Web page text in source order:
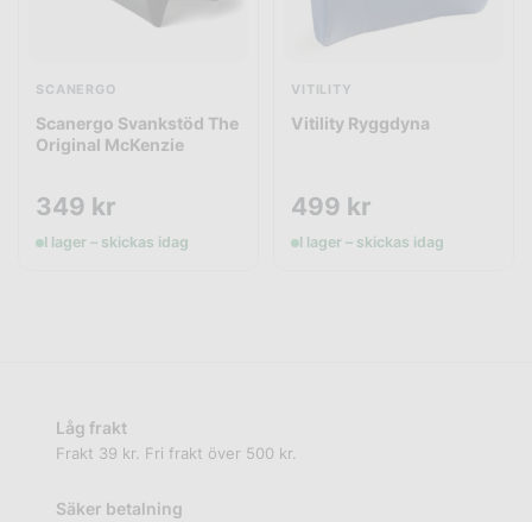
SCANERGO
Scanergo Svankstöd The
Original McKenzie
349 kr
I lager – skickas idag
VITILITY
Vitility Ryggdyna
499 kr
I lager – skickas idag
Låg frakt
Frakt 39 kr. Fri frakt över 500 kr.
Säker betalning